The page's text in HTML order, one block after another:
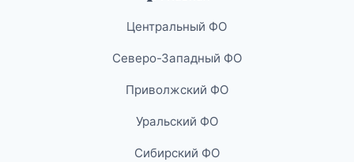
Центральный ФО
Северо-Западный ФО
Приволжский ФО
Уральский ФО
Сибирский ФО